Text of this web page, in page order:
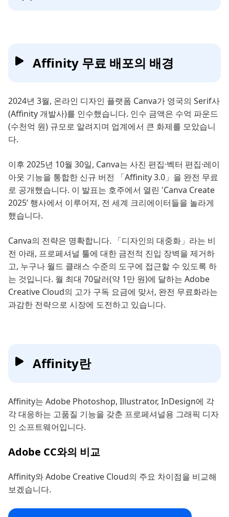
Affinity 무료 배포의 배경
2024년 3월, 온라인 디자인 플랫폼 Canva가 영국의 Serif사
(Affinity 개발사)를 인수했습니다. 인수 금액은 수억 파운드
(수천억 원) 규모로 알려지며 업계에서 큰 화제를 모았습니
다.
이후 2025년 10월 30일, Canva는 사진 편집·벡터 편집·레이
아웃 기능을 통합한 신규 버전 「Affinity 3.0」을 완전 무료
로 공개했습니다. 이 발표는 호주에서 열린 'Canva Create
2025’ 행사에서 이루어져, 전 세계 크리에이터들을 놀라게
했습니다.
Canva의 전략은 명확합니다. 「디자인의 대중화」라는 비
전 아래, 프로페셔널 툴에 대한 금전적 진입 장벽을 제거하
고, 누구나 월드 클래스 수준의 도구에 접근할 수 있도록 하
는 것입니다. 월 최대 70달러(약 1만 원)에 달하는 Adobe
Creative Cloud의 고가 구독 요금에 맞서, 완전 무료화라는
과감한 전략으로 시장에 도전하고 있습니다.
Affinity란
Affinity는 Adobe Photoshop, Illustrator, InDesign에 각
각 대응하는 고품질 기능을 갖춘 프로페셔널용 그래픽 디자
인 소프트웨어입니다.
Adobe CC와의 비교
Affinity와 Adobe Creative Cloud의 주요 차이점을 비교해
보겠습니다.